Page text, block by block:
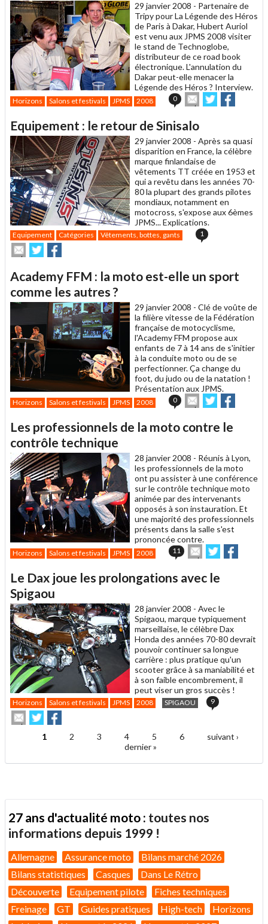
29 janvier 2008 - Partenaire de
Tripy pour La Légende des Héros
de Paris à Dakar, Hubert Auriol
est venu aux JPMS 2008 visiter
le stand de Technoglobe,
distributeur de ce road book
électronique. L'annulation du
Dakar peut-elle menacer la
Légende des Héros ? Interview.
Horizons Salons et festivals JPMS 2008 0
Envoyer
cet
à
un
ami
Partager
sur sur
Equipement : le retour de Sinisalo
29 janvier 2008 - Après sa quasi
disparition en France, la célèbre
marque finlandaise de
vêtements TT créée en 1953 et
qui a revêtu dans les années 70-
80 la plupart des grands pilotes
mondiaux, notamment en
motocross, s'expose aux 6èmes
JPMS... Explications.
Equipement Catégories Vêtements, bottes, gants 1
Envoyer
cet
à
un
ami
Partager
sur
sur
Academy FFM : la moto est-elle un sport
comme les autres ?
29 janvier 2008 - Clé de voûte de
la filière vitesse de la Fédération
française de motocyclisme,
l'Academy FFM propose aux
enfants de 7 à 14 ans de s'initier
à la conduite moto ou de se
perfectionner. Ça change du
foot, du judo ou de la natation !
Présentation aux JPMS.
Horizons Salons et festivals JPMS 2008 0
Envoyer
cet
à
Partager
sur sur
Les professionnels de la moto contre le
contrôle technique
28 janvier 2008 - Réunis à Lyon,
les professionnels de la moto
ont pu assister à une conférence
sur le contrôle technique moto
animée par des intervenants
opposés à son instauration. Et
une majorité des professionnels
présents dans la salle s'est
prononcée contre.
Horizons Salons et festivals JPMS 2008 11
Envoyer
cet
à
Partager
sur sur
Le Dax joue les prolongations avec le
Spigaou
28 janvier 2008 - Avec le
Spigaou, marque typiquement
marseillaise, le célèbre Dax
Honda des années 70-80 devrait
pouvoir continuer sa longue
carrière : plus pratique qu'un
scooter grâce à sa maniabilité et
à son faible encombrement, il
peut viser un gros succès !
Horizons Salons et festivals JPMS 2008 SPIGAOU 9
Envoyer
cet
ami
Partager
sur
Twitter
sur
Facebook
Pages1 2 3 4 5 6
suivant ›
dernier »
27 ans d'actualité moto : toutes nos
informations depuis 1999 !
Allemagne Assurance moto
Bilans marché 2026
Bilans statistiques
Casques
Dans Le Rétro
Découverte
Equipement pilote
Fiches techniques
Freinage
GT Guides pratiques High-tech
Horizons